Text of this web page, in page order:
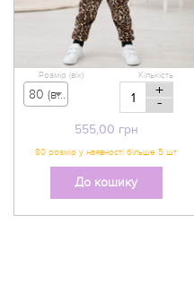
555,00 грн
Розмір (вік)
80 (вік 9-12 міс) - 555,00 грн
Кількість
+
-
До кошику